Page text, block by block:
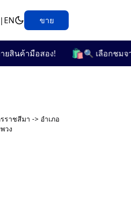
| EN ขาย
ค้ามือสอง! 🛍️ 🔍 เลือกชมจาก
ราชสีมา -> อำเภอ
วง